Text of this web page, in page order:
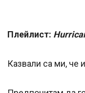
Плейлист:
Казвали са ми, че